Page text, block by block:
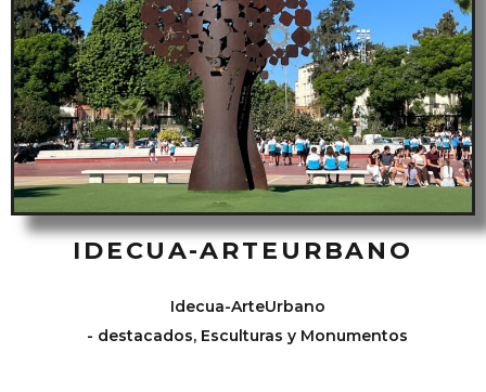
IDECUA-ARTEURBANO
Idecua-ArteUrbano
- destacados, Esculturas y Monumentos